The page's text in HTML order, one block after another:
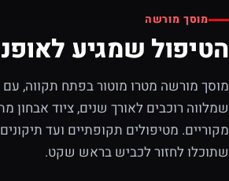
מוסך מורשה
הטיפול שמגיע
מוסך מורשה מטרו מוטור בפתח תקווה, עם
שמלווה רוכבים לאורך שנים, ציוד אבחון
מקוריים. מטיפולים תקופתיים ועד
שתוכלו לחזור לכביש בראש שקט.